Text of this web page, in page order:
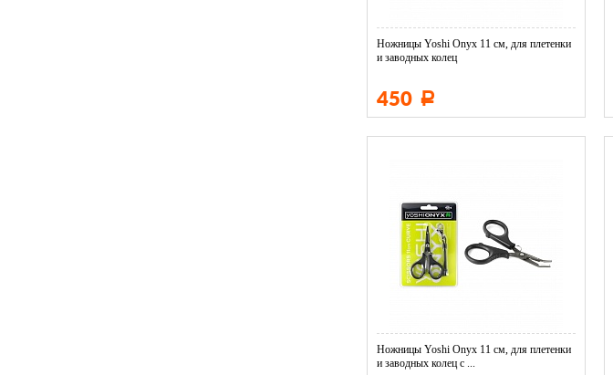
Ножницы Yoshi Onyx 11 см, для плетенки
и заводных колец
450 Р
Ножницы Yoshi Onyx 11 см, для плетенки
и заводных колец с ...